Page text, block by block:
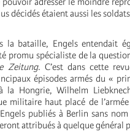
décidés étaient aussi les
la bataille, Engels entendait
promu spécialiste de la
Zeitung. C’est dans cette
épisodes armés du «
la Hongrie, Wilhelm
militaire haut placé de
publiés à Berlin sans nom
attribués à quelque général